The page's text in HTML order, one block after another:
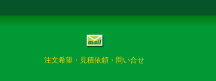
注文希望・見積依頼・問い合せ